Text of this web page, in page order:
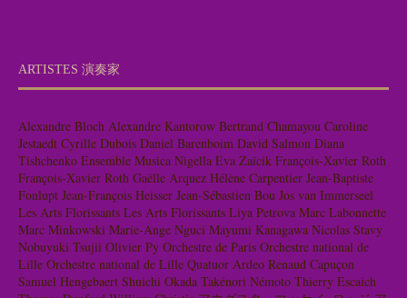
ARTISTES 演奏家
Alexandre Bloch Alexandre Kantorow Bertrand Chamayou Caroline
Jestaedt Cyrille Dubois Daniel Barenboim David Salmon Diana
Tishchenko Ensemble Musica Nigella Eva Zaïcik François-Xavier Roth
François-Xavier Roth Gaëlle Arquez Hélène Carpentier Jean-Baptiste
Fonlupt Jean-François Heisser Jean-Sébastien Bou Jos van Immerseel
Les Arts Florissants Les Arts Florissants Liya Petrova Marc Labonnette
Marc Minkowski Marie-Ange Nguci Mayumi Kanagawa Nicolas Stavy
Nobuyuki Tsujii Olivier Py Orchestre de Paris Orchestre national de
Lille Orchestre national de Lille Quatuor Ardeo Renaud Capuçon
Samuel Hengebaert Shuichi Okada Takénori Némoto Thierry Escaich